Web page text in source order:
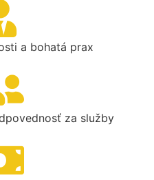
a bohatá prax
za služby